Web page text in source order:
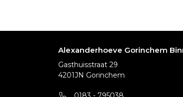
Alexanderhoeve Gorinchem
Gasthuisstraat 29
4201JN Gorinchem